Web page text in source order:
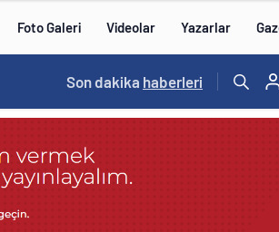
Foto Galeri Videolar Yazarlar
Son dakika haberleri